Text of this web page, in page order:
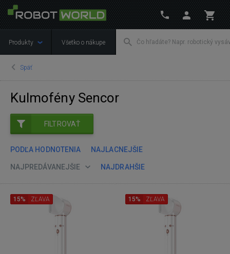
Produkty Všetko o nákupe
Späť
Kulmofény Sencor
FILTROVAŤ
PODĽA HODNOTENIA NAJLACNEJŠIE
NAJPREDÁVANEJŠIE NAJDRAHŠIE
15% ZĽAVA 15% ZĽAVA